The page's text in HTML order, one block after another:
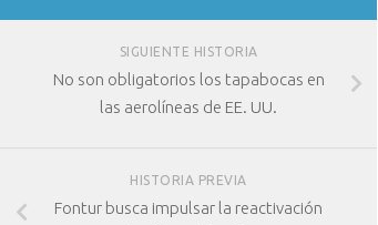
SIGUIENTE HISTORIA
No son obligatorios los tapabocas en
las aerolíneas de EE. UU.
HISTORIA PREVIA
Fontur busca impulsar la reactivación